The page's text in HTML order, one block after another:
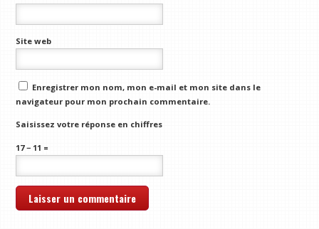
Site web
Enregistrer mon nom, mon e-mail et mon site dans le
navigateur pour mon prochain commentaire.
Saisissez votre réponse en chiffres
17 − 11 =